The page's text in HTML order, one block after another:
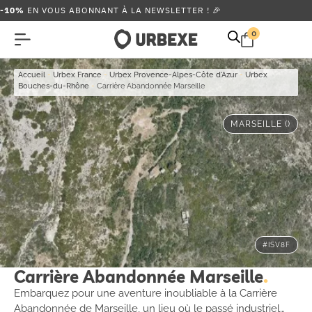
-10% EN VOUS ABONNANT À LA NEWSLETTER ! 🎉
0
Accueil - Urbex France - Urbex Provence-Alpes-Côte d'Azur - Urbex
Bouches-du-Rhône - Carrière Abandonnée Marseille
MARSEILLE ()
#ISV8F
Carrière Abandonnée Marseille
Embarquez pour une aventure inoubliable à la Carrière
Abandonnée de Marseille, un lieu où le passé industriel